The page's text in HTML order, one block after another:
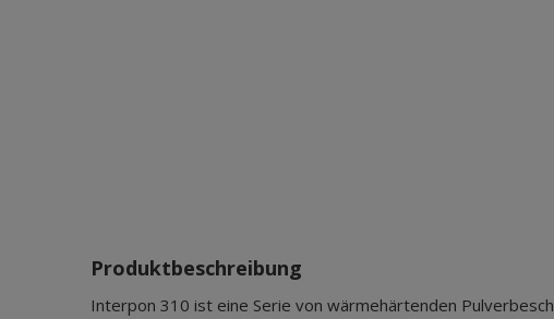
Produktbeschreibung
Interpon 310 ist eine Serie von wärmehärtenden